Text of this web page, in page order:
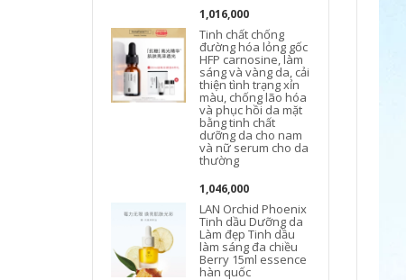
1,016,000
Tinh chất chống
đường hóa lỏng gốc
HFP carnosine, làm
sáng và vàng da, cải
thiện tình trạng xỉn
màu, chống lão hóa
và phục hồi da mặt
bằng tinh chất
dưỡng da cho nam
và nữ serum cho da
thường
1,046,000
LAN Orchid Phoenix
Tinh dầu Dưỡng da
Làm đẹp Tinh dầu
làm sáng đa chiều
Berry 15ml essence
hàn quốc